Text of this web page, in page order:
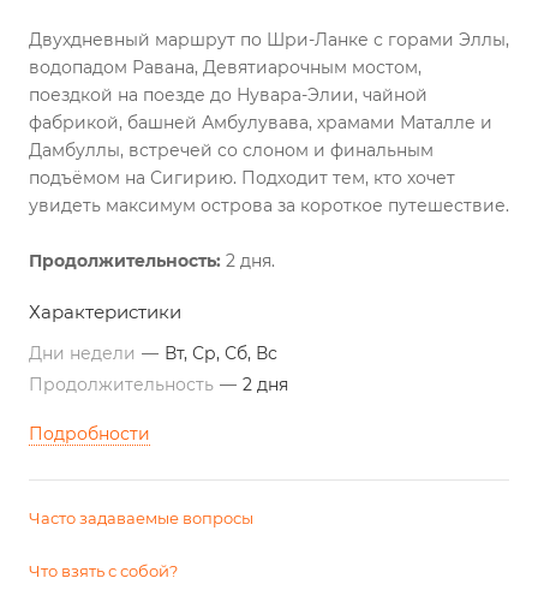
Двухдневный маршрут по Шри-Ланке с горами Эллы,
водопадом Равана, Девятиарочным мостом,
поездкой на поезде до Нувара-Элии, чайной
фабрикой, башней Амбулувава, храмами Маталле и
Дамбуллы, встречей со слоном и финальным
подъёмом на Сигирию. Подходит тем, кто хочет
увидеть максимум острова за короткое путешествие.
Продолжительность: 2 дня.
Характеристики
Дни недели — Вт, Ср, Сб, Вс
Продолжительность — 2 дня
Подробности
Часто задаваемые вопросы
Что взять с собой?